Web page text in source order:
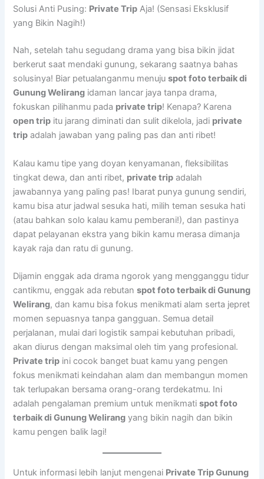
Solusi Anti Pusing: Private Trip Aja! (Sensasi Eksklusif
yang Bikin Nagih!)
Nah, setelah tahu segudang drama yang bisa bikin jidat
berkerut saat mendaki gunung, sekarang saatnya bahas
solusinya! Biar petualanganmu menujuspot foto terbaik di
Gunung Welirang idaman lancar jaya tanpa drama,
fokuskan pilihanmu pada private trip! Kenapa? Karena
open trip itu jarang diminati dan sulit dikelola, jadi private
trip adalah jawaban yang paling pas dan anti ribet!
Kalau kamu tipe yang doyan kenyamanan, fleksibilitas
tingkat dewa, dan anti ribet, private trip adalah
jawabannya yang paling pas! Ibarat punya gunung sendiri,
kamu bisa atur jadwal sesuka hati, milih teman sesuka hati
(atau bahkan solo kalau kamu pemberani!), dan pastinya
dapat pelayanan ekstra yang bikin kamu merasa dimanja
kayak raja dan ratu di gunung.
Dijamin enggak ada drama ngorok yang mengganggu tidur
cantikmu, enggak ada rebutanspot foto terbaik di Gunung
Welirang, dan kamu bisa fokus menikmati alam serta jepret
momen sepuasnya tanpa gangguan. Semua detail
perjalanan, mulai dari logistik sampai kebutuhan pribadi,
akan diurus dengan maksimal oleh tim yang profesional.
Private trip ini cocok banget buat kamu yang pengen
fokus menikmati keindahan alam dan membangun momen
tak terlupakan bersama orang-orang terdekatmu. Ini
adalah pengalaman premium untuk menikmatispot foto
terbaik di Gunung Welirang yang bikin nagih dan bikin
kamu pengen balik lagi!
Untuk informasi lebih lanjut mengenai Private Trip Gunung